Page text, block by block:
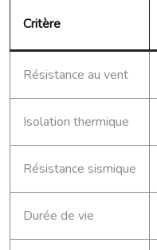
Critère
Résistance au vent
Isolation thermique
Résistance sismique
Durée de vie